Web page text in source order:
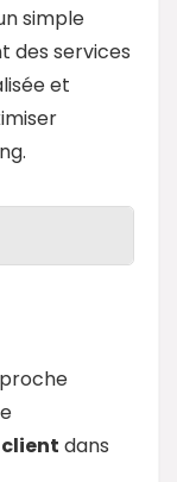
simple
des services
et
dans